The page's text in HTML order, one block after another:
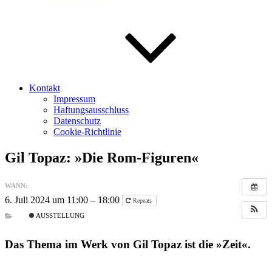
Kontakt
Impressum
Haftungsausschluss
Datenschutz
Cookie-Richtlinie
Gil Topaz: »Die Rom-Figuren«
WANN:
6. Juli 2024 um 11:00 – 18:00 Repeats
AUSSTELLUNG
Das Thema im Werk von Gil Topaz ist die »Zeit«.